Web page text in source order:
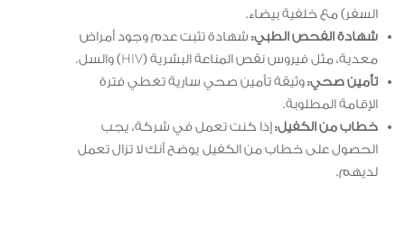
السفر) مع خلفية بيضاء.
شهادة الفحص الطبي: شهادة تثبت عدم وجود أمراض
معدية، مثل فيروس نقص المناعة البشرية (HIV) والسل.
تأمين صحي:وثيقة تأمين صحي سارية تغطي فترة
الإقامة المطلوبة.
خطاب من الكفيل:إذا كنت تعمل في شركة، يجب
الحصول على خطاب من الكفيل يوضح أنك لا تزال تعمل
لديهم.